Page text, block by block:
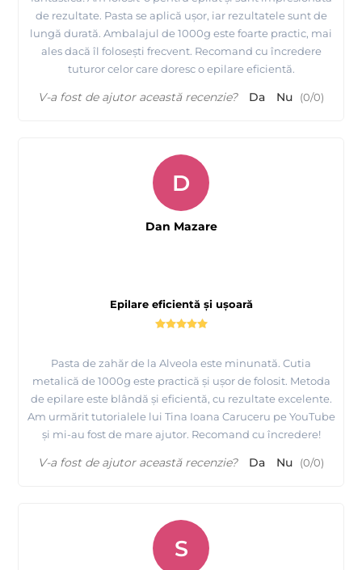
de rezultate. Pasta se aplică ușor, iar rezultatele sunt de
lungă durată. Ambalajul de 1000g este foarte practic, mai
ales dacă îl folosești frecvent. Recomand cu încredere
tuturor celor care doresc o epilare eficientă.
V-a fost de ajutor această recenzie? Da Nu (0/0)
Epilare eficientă și ușoară
Pasta de zahăr de la Alveola este minunată. Cutia
metalică de 1000g este practică și ușor de folosit. Metoda
de epilare este blândă și eficientă, cu rezultate excelente.
Am urmărit tutorialele lui Tina Ioana Caruceru pe YouTube
și mi-au fost de mare ajutor. Recomand cu încredere!
D
Dan Mazare
V-a fost de ajutor această recenzie? Da Nu (0/0)
S